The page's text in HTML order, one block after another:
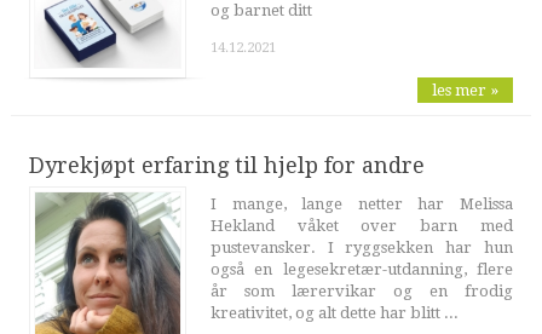
og barnet ditt
14.12.2021
les mer »
Dyrekjøpt erfaring til hjelp for andre
I mange, lange netter har Melissa
Hekland våket over barn med
pustevansker. I ryggsekken har hun
også en legesekretær-utdanning, flere
år som lærervikar og en frodig
kreativitet, og alt dette har blitt ...